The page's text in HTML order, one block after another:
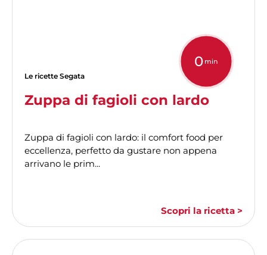
0 min
Le ricette Segata
Zuppa di fagioli con lardo
Zuppa di fagioli con lardo: il comfort food per
eccellenza, perfetto da gustare non appena
arrivano le prim...
Scopri la ricetta >